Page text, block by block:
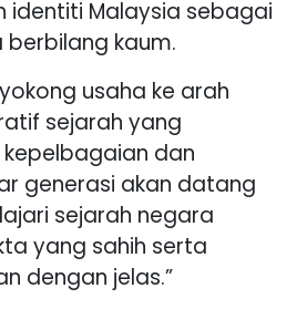
identiti Malaysia sebagai
kaum.
usaha ke arah
sejarah yang
dan
generasi akan datang
sejarah negara
yang sahih serta
dengan jelas.”